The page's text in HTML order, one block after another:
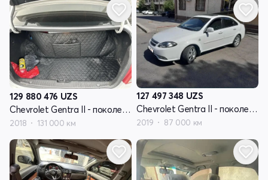
129 880 476 UZS
Chevrolet Gentra II - поколение
2018 131 000 км
127 497 348 UZS
Chevrolet Gentra II - поколение
2019 87 000 км